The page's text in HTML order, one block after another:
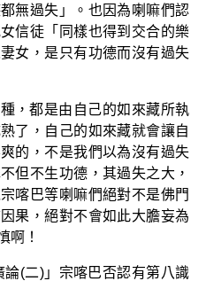
無過失」。也因為喇嘛們認
信徒「同樣也得到交合的樂
女，是只有功德而沒有過失
，都是由自己的如來藏所執
了，自己的如來藏就會讓自
的，不是我們以為沒有過失
但不生功德，其過失之大，
喀巴等喇嘛們絕對不是佛門
果，絕對不會如此大膽妄為
啊！
(二)」宗喀巴否認有第八識